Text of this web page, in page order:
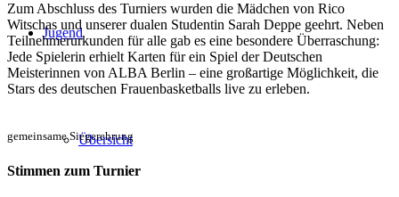
Jugend
Übersicht
Zum Abschluss des Turniers wurden die Mädchen von Rico
Witschas und unserer dualen Studentin Sarah Deppe geehrt. Neben
Teilnehmerurkunden für alle gab es eine besondere Überraschung:
Jede Spielerin erhielt Karten für ein Spiel der Deutschen
Meisterinnen von ALBA Berlin – eine großartige Möglichkeit, die
Stars des deutschen Frauenbasketballs live zu erleben.
gemeinsame Siegerehrung
Stimmen zum Turnier